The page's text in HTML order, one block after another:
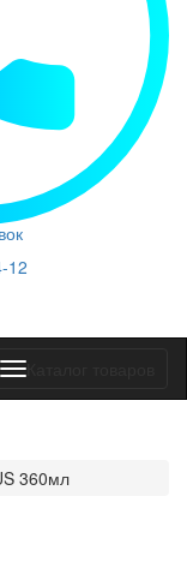
12
Показать
меню
360мл